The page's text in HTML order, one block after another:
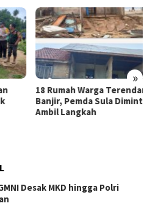
»
18 Rumah Warga Terendam
Banjir, Pemda Sula Diminta
Ambil Langkah
Desak MKD hingga Polri